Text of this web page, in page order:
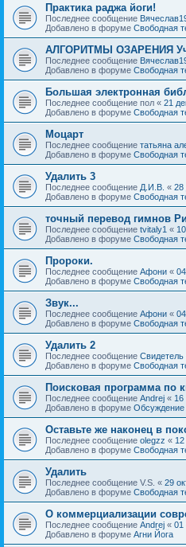
Практика раджа йоги!
Последнее сообщение
Добавлено в форуме Свободная
АЛГОРИТМЫ ОЗАРЕНИЯ
Последнее сообщение
Добавлено в форуме Свободная
Большая электронная
Последнее сообщение пол « 21
Добавлено в форуме Свободная
Моцарт
Последнее сообщение татьяна
Добавлено в форуме Свободная
Удалить 3
Последнее сообщение Д.И.В. « 28
Добавлено в форуме Свободная
точный перевод гимнов
Последнее сообщение tvitaly1 «
Добавлено в форуме Свободная
Пророки.
Последнее сообщение Афони «
Добавлено в форуме Свободная
Звук...
Последнее сообщение Афони «
Добавлено в форуме Свободная
Удалить 2
Последнее сообщение Свидетель
Добавлено в форуме Свободная
Поисковая программа по
Последнее сообщение Andrej « 16
Добавлено в форуме Обсуждение
Оставьте же наконец в
Последнее сообщение olegzz «
Добавлено в форуме Свободная
Удалить
Последнее сообщение V.S. « 29
Добавлено в форуме Свободная
О коммерциализации
Последнее сообщение Andrej « 01
Добавлено в форуме Агни Йога